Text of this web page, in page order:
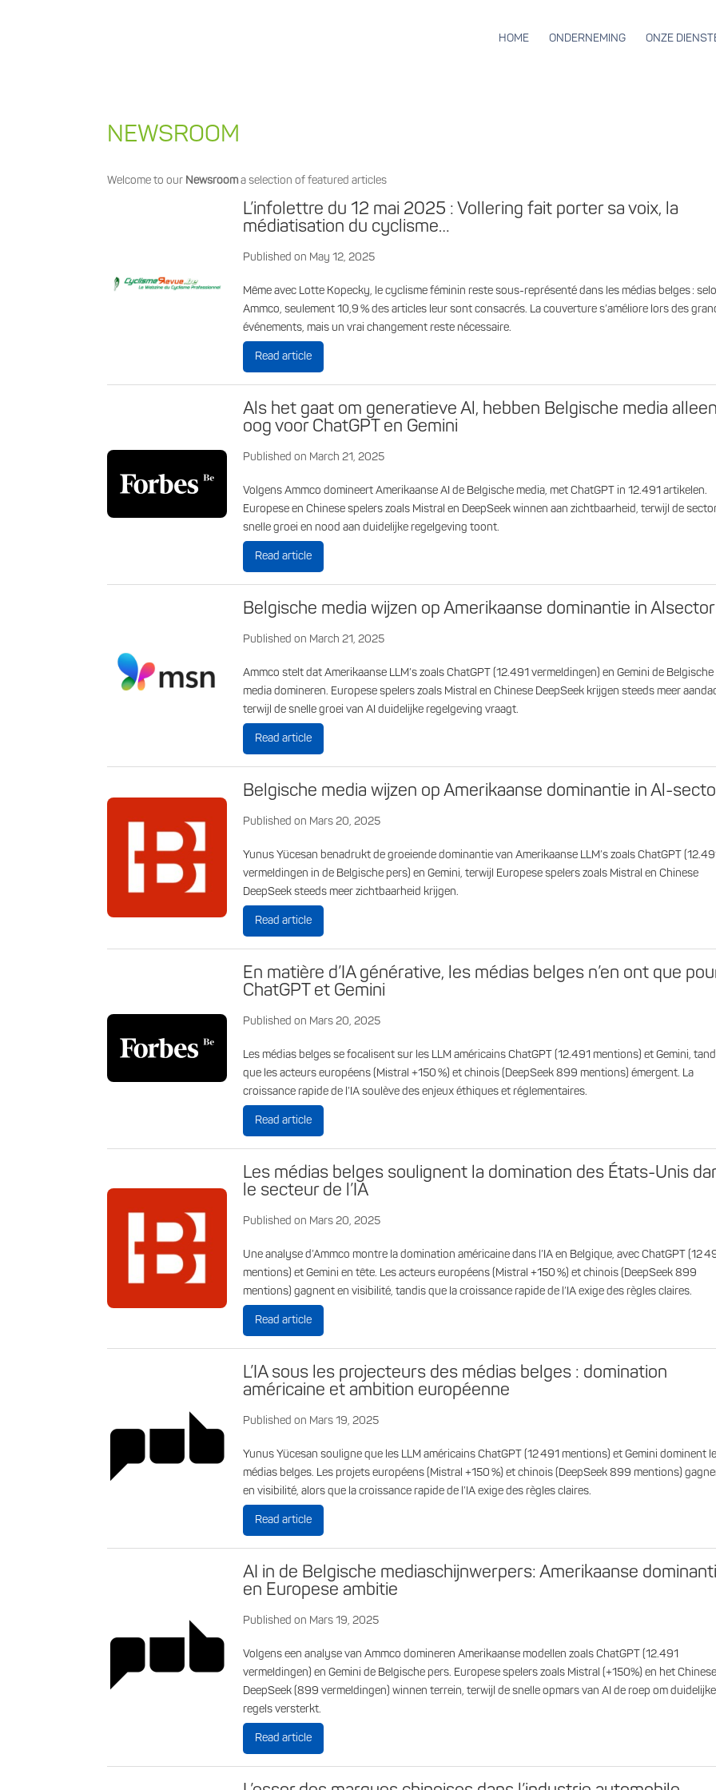
HOME ONDERNEMING ONZE
NEWSROOM
Welcome to our Newsroom a selection of featured articles
L’infolettre du 12 mai 2025 : Vollering fait porter sa voix, la
médiatisation du cyclisme…
Published on May 12, 2025
Même avec Lotte Kopecky, le cyclisme féminin reste sous-représenté dans les médias belges :
Ammco, seulement 10,9 % des articles leur sont consacrés. La couverture s’améliore lors des
événements, mais un vrai changement reste nécessaire.
Read article
Als het gaat om generatieve Al, hebben Belgische media alleen
oog voor ChatGPT en Gemini
Published on March 21, 2025
Volgens Ammco domineert Amerikaanse AI de Belgische media, met ChatGPT in 12.491 artikelen.
Europese en Chinese spelers zoals Mistral en DeepSeek winnen aan zichtbaarheid, terwijl de
snelle groei en nood aan duidelijke regelgeving toont.
Read article
Belgische media wijzen op Amerikaanse dominantie in Alsector
Published on March 21, 2025
Ammco stelt dat Amerikaanse LLM’s zoals ChatGPT (12.491 vermeldingen) en Gemini de Belgische
media domineren. Europese spelers zoals Mistral en Chinese DeepSeek krijgen steeds meer
terwijl de snelle groei van AI duidelijke regelgeving vraagt.
Read article
Belgische media wijzen op Amerikaanse dominantie in Al-
Published on Mars 20, 2025
Yunus Yücesan benadrukt de groeiende dominantie van Amerikaanse LLM’s zoals ChatGPT
vermeldingen in de Belgische pers) en Gemini, terwijl Europese spelers zoals Mistral en Chinese
DeepSeek steeds meer zichtbaarheid krijgen.
Read article
En matière d’IA générative, les médias belges n’en ont que
ChatGPT et Gemini
Published on Mars 20, 2025
Les médias belges se focalisent sur les LLM américains ChatGPT (12.491 mentions) et Gemini,
que les acteurs européens (Mistral +150 %) et chinois (DeepSeek 899 mentions) émergent. La
croissance rapide de l’IA soulève des enjeux éthiques et réglementaires.
Read article
Les médias belges soulignent la domination des États-Unis
le secteur de l’IA
Published on Mars 20, 2025
Une analyse d’Ammco montre la domination américaine dans l’IA en Belgique, avec ChatGPT (12
mentions) et Gemini en tête. Les acteurs européens (Mistral +150 %) et chinois (DeepSeek 899
mentions) gagnent en visibilité, tandis que la croissance rapide de l’IA exige des règles claires.
Read article
L’IA sous les projecteurs des médias belges : domination
américaine et ambition européenne
Published on Mars 19, 2025
Yunus Yücesan souligne que les LLM américains ChatGPT (12 491 mentions) et Gemini dominent
médias belges. Les projets européens (Mistral +150 %) et chinois (DeepSeek 899 mentions)
en visibilité, alors que la croissance rapide de l’IA exige des règles claires.
Read article
AI in de Belgische mediaschijnwerpers: Amerikaanse
en Europese ambitie
Published on Mars 19, 2025
Volgens een analyse van Ammco domineren Amerikaanse modellen zoals ChatGPT (12.491
vermeldingen) en Gemini de Belgische pers. Europese spelers zoals Mistral (+150%) en het Chinese
DeepSeek (899 vermeldingen) winnen terrein, terwijl de snelle opmars van AI de roep om duidelijke
regels versterkt.
Read article